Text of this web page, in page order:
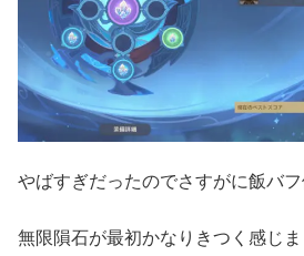
やばすぎだったのでさすがに飯バフ
無限隕石が最初かなりきつく感じ